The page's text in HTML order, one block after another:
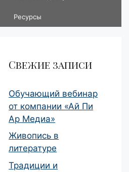
Ресурсы
Свежие записи
Обучающий вебинар
от компании «Ай Пи
Ар Медиа»
Живопись в
литературе
Традиции и